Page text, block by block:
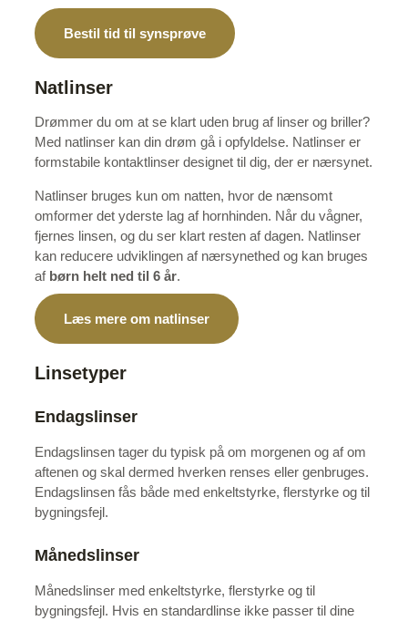
Bestil tid til synsprøve
Natlinser
Drømmer du om at se klart uden brug af linser og briller?
Med natlinser kan din drøm gå i opfyldelse. Natlinser er
formstabile kontaktlinser designet til dig, der er nærsynet.
Natlinser bruges kun om natten, hvor de nænsomt
omformer det yderste lag af hornhinden. Når du vågner,
fjernes linsen, og du ser klart resten af dagen. Natlinser
kan reducere udviklingen af nærsynethed og kan bruges
af børn helt ned til 6 år.
Læs mere om natlinser
Linsetyper
Endagslinser
Endagslinsen tager du typisk på om morgenen og af om
aftenen og skal dermed hverken renses eller genbruges.
Endagslinsen fås både med enkeltstyrke, flerstyrke og til
bygningsfejl.
Månedslinser
Månedslinser med enkeltstyrke, flerstyrke og til
bygningsfejl. Hvis en standardlinse ikke passer til dine